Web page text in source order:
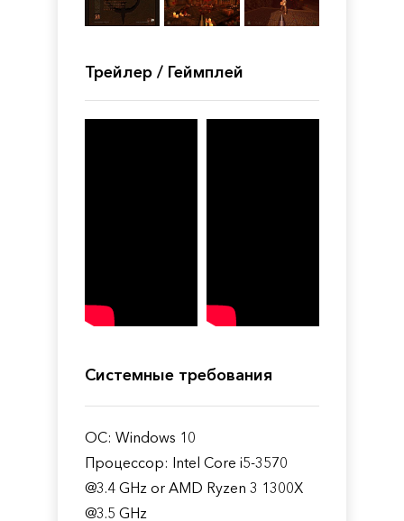
Трейлер / Геймплей
Системные требования
ОС: Windows 10
Процессор: Intel Core i5-3570
@3.4 GHz or AMD Ryzen 3 1300X
@3.5 GHz